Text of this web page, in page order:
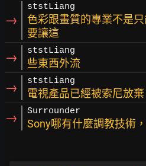
→
ststLiang
色彩跟畫質的專業不是
要讓這
→ ststLiang
些東西外流
→ ststLiang
電視產品已經被索尼放棄
→ Surrounder
Sony哪有什麼調教技術